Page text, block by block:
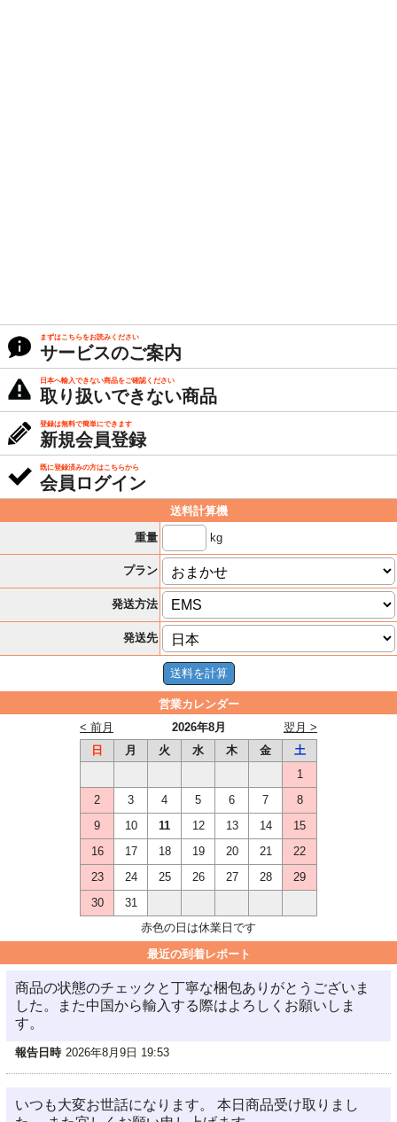
まずはこちらをお読みください
サービスのご案内
日本へ輸入できない商品をご確認ください
取り扱いできない商品
登録は無料で簡単にできます
新規会員登録
既に登録済みの方はこちらから
会員ログイン
送料計算機
重量
kg
プラン
発送方法
発送先
営業カレンダー
2026年8月
< 前月
翌月 >
日
月 火 水 木 金
土
1
2
3 4 5 6 7
8
9
10 11 12 13 14
15
16
17 18 19 20 21
22
23
24 25 26 27 28
29
30
31
赤色の日は休業日です
最近の到着レポート
商品の状態のチェックと丁寧な梱包ありがとうございま
した。また中国から輸入する際はよろしくお願いしま
す。
報告日時 2026年8月9日 19:53
いつも大変お世話になります。 本日商品受け取りまし